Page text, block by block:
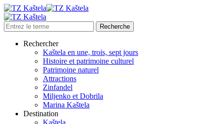
Rechercher
Kaštela en une, trois, sept jours
Histoire et patrimoine culturel
Patrimoine naturel
Attractions
Zinfandel
Miljenko et Dobrila
Marina Kaštela
Destination
Kaštela